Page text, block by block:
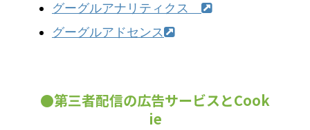
グーグルアナリティクス
グーグルアドセンス
●第三者配信の広告サービスとCook
ie